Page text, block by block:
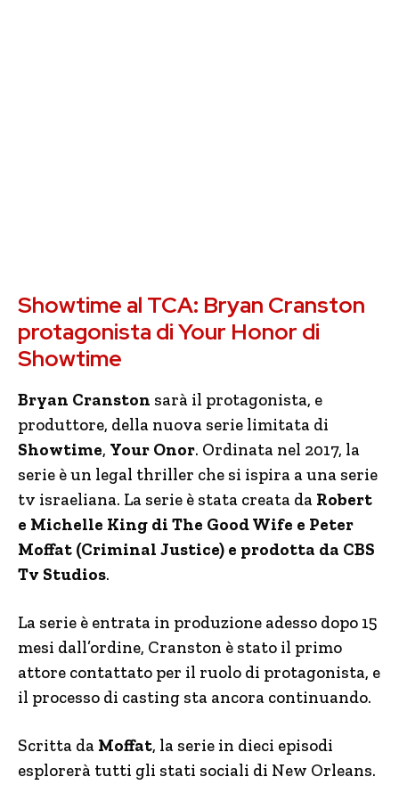
Showtime al TCA: Bryan Cranston
protagonista di Your Honor di
Showtime
Bryan Cranston sarà il protagonista, e
produttore, della nuova serie limitata di
Showtime, Your Onor. Ordinata nel 2017, la
serie è un legal thriller che si ispira a una serie
tv israeliana. La serie è stata creata da Robert
e Michelle King di The Good Wife e Peter
Moffat (Criminal Justice) e prodotta da CBS
Tv Studios.
La serie è entrata in produzione adesso dopo 15
mesi dall’ordine, Cranston è stato il primo
attore contattato per il ruolo di protagonista, e
il processo di casting sta ancora continuando.
Scritta da Moffat, la serie in dieci episodi
esplorerà tutti gli stati sociali di New Orleans.